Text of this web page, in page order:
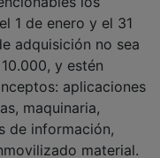
1 de enero y el 31
adquisición no sea
y estén
aplicaciones
maquinaria,
información,
material.